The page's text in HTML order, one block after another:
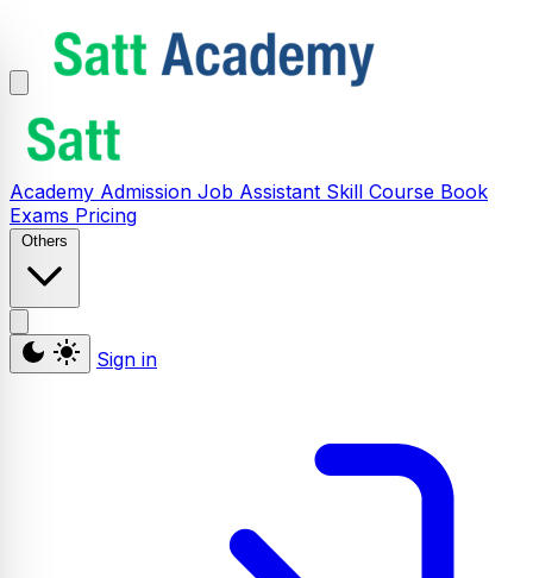
Academy Admission Job Assistant Skill Course Book
Exams Pricing
Others
Sign in